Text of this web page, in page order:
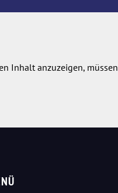
Inhalt anzuzeigen,